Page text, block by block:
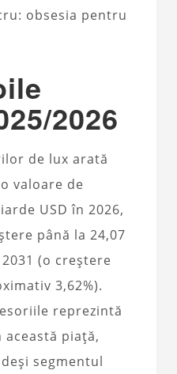
obsesia pentru
2026
de lux arată
valoare de
USD în 2026,
până la 24,07
(o creștere
3,62%).
reprezintă
piață,
segmentul